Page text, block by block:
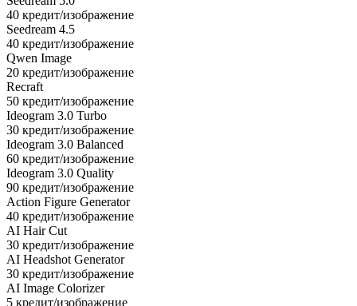
40 кредит/изображение
Seedream 4.5
40 кредит/изображение
Qwen Image
20 кредит/изображение
Recraft
50 кредит/изображение
Ideogram 3.0 Turbo
30 кредит/изображение
Ideogram 3.0 Balanced
60 кредит/изображение
Ideogram 3.0 Quality
90 кредит/изображение
Action Figure Generator
40 кредит/изображение
AI Hair Cut
30 кредит/изображение
AI Headshot Generator
30 кредит/изображение
AI Image Colorizer
5 кредит/изображение